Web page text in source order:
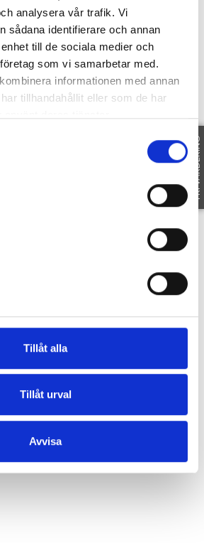
analysera vår trafik. Vi
sådana identifierare och annan
till de sociala medier och
som vi samarbetar med.
informationen med annan
tillhandahållit eller som de har
Tillåt alla
Tillåt urval
Avvisa
FRI VÄRDERING